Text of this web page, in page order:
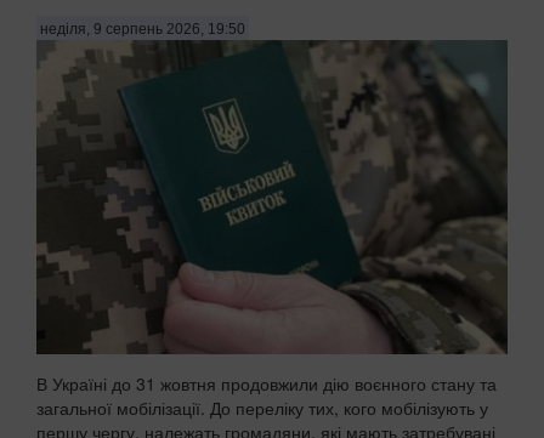
неділя, 9 серпень 2026, 19:50
В Україні до 31 жовтня продовжили дію воєнного стану та
загальної мобілізації. До переліку тих, кого мобілізують у
першу чергу, належать громадяни, які мають затребувані